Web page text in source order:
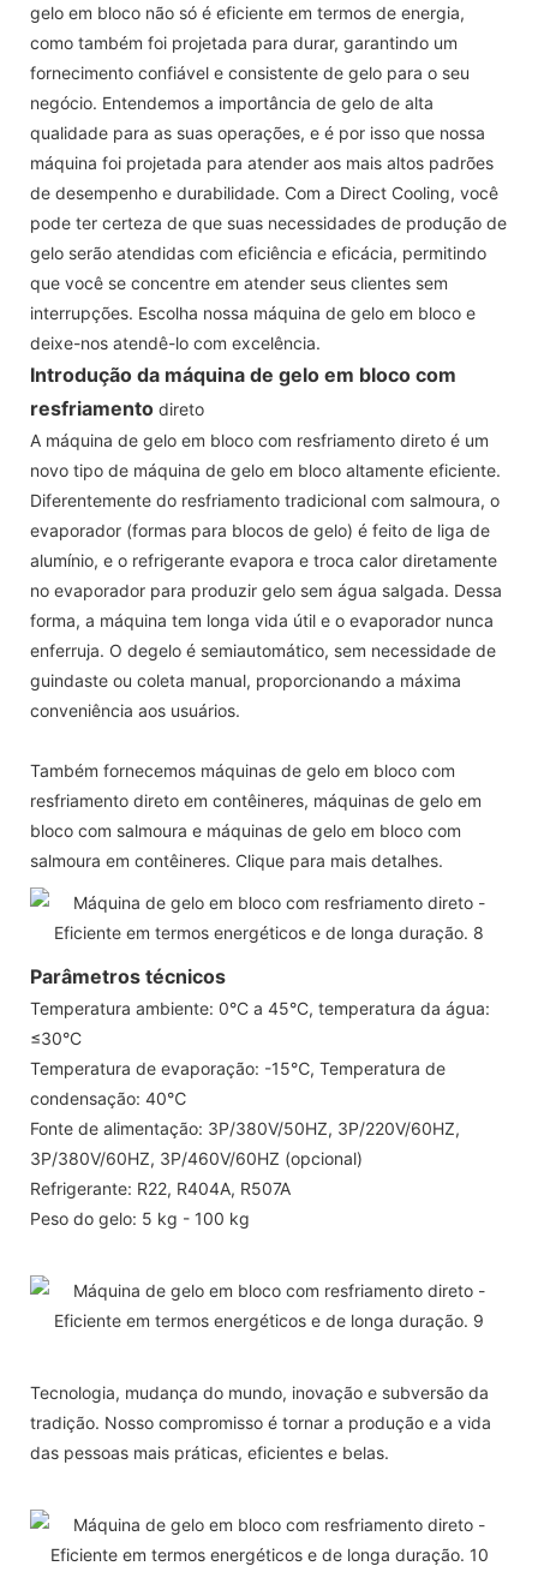
gelo em bloco não só é eficiente em termos de energia,
como também foi projetada para durar, garantindo um
fornecimento confiável e consistente de gelo para o seu
negócio. Entendemos a importância de gelo de alta
qualidade para as suas operações, e é por isso que nossa
máquina foi projetada para atender aos mais altos padrões
de desempenho e durabilidade. Com a Direct Cooling, você
pode ter certeza de que suas necessidades de produção de
gelo serão atendidas com eficiência e eficácia, permitindo
que você se concentre em atender seus clientes sem
interrupções. Escolha nossa máquina de gelo em bloco e
deixe-nos atendê-lo com excelência.
Introdução da máquina de gelo em bloco com
resfriamento direto
A máquina de gelo em bloco com resfriamento direto é um
novo tipo de máquina de gelo em bloco altamente eficiente.
Diferentemente do resfriamento tradicional com salmoura, o
evaporador (formas para blocos de gelo) é feito de liga de
alumínio, e o refrigerante evapora e troca calor diretamente
no evaporador para produzir gelo sem água salgada. Dessa
forma, a máquina tem longa vida útil e o evaporador nunca
enferruja. O degelo é semiautomático, sem necessidade de
guindaste ou coleta manual, proporcionando a máxima
conveniência aos usuários.
Também fornecemos máquinas de gelo em bloco com
resfriamento direto em contêineres, máquinas de gelo em
bloco com salmoura e máquinas de gelo em bloco com
salmoura em contêineres. Clique para mais detalhes.
Parâmetros técnicos
Temperatura ambiente: 0°C a 45°C, temperatura da água:
≤30°C
Temperatura de evaporação: -15℃, Temperatura de
condensação: 40℃
Fonte de alimentação: 3P/380V/50HZ, 3P/220V/60HZ,
3P/380V/60HZ, 3P/460V/60HZ (opcional)
Refrigerante: R22, R404A, R507A
Peso do gelo: 5 kg - 100 kg
Tecnologia, mudança do mundo, inovação e subversão da
tradição. Nosso compromisso é tornar a produção e a vida
das pessoas mais práticas, eficientes e belas.